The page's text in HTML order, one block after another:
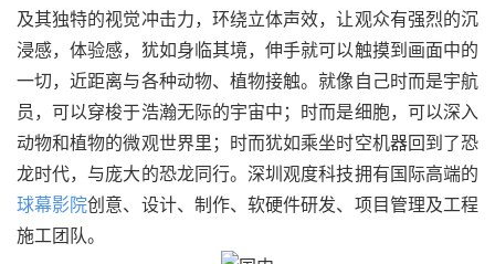
及其独特的视觉冲击力，环绕立体声效，让观众有强烈的沉
浸感，体验感，犹如身临其境，伸手就可以触摸到画面中的
一切，近距离与各种动物、植物接触。就像自己时而是宇航
员，可以穿梭于浩瀚无际的宇宙中；时而是细胞，可以深入
动物和植物的微观世界里；时而犹如乘坐时空机器回到了恐
龙时代，与庞大的恐龙同行。深圳观度科技拥有国际高端的
球幕影院创意、设计、制作、软硬件研发、项目管理及工程
施工团队。